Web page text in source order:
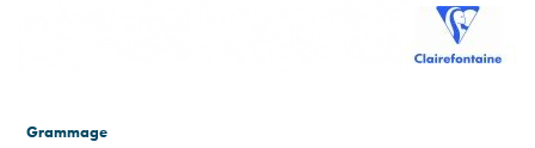
Grammage